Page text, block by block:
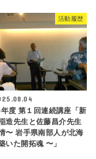
活動履歴
度 第１回連続講座「新
造先生と佐藤昌介先生
〜 岩手県南部人が北海
いた開拓魂 〜」